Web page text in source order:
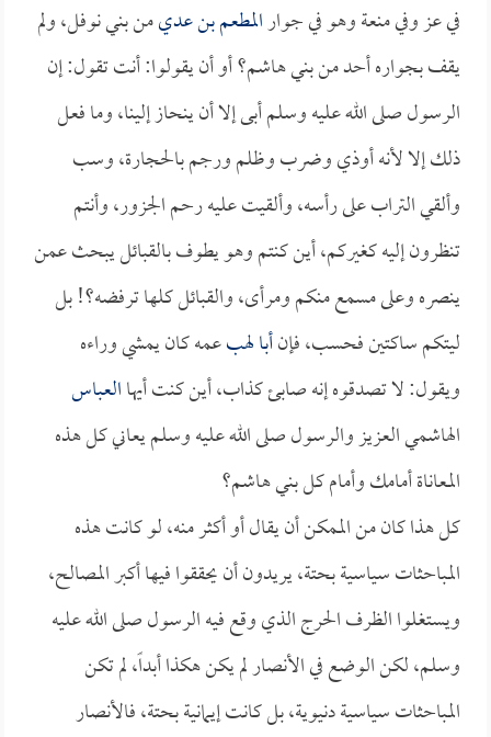
في عز وفي منعة وهو في جوارالمطعم بن عديمن بني نوفل، ولم
يقف بجواره أحد من بني هاشم؟ أو أن يقولوا: أنت تقول: إن
الرسول صلى الله عليه وسلم أبى إلا أن ينحاز إلينا، وما فعل
ذلك إلا لأنه أوذي وضرب وظلم ورجم بالحجارة، وسب
وألقي التراب على رأسه، وألقيت عليه رحم الجزور، وأنتم
تنظرون إليه كغيركم، أين كنتم وهو يطوف بالقبائل يبحث عمن
ينصره وعلى مسمع منكم ومرأى، والقبائل كلها ترفضه؟! بل
ليتكم ساكتين فحسب، فإنأبا لهبعمه كان يمشي وراءه
ويقول: لا تصدقوه إنه صابئ كذاب، أين كنت أيهاالعباس
الهاشمي العزيز والرسول صلى الله عليه وسلم يعاني كل هذه
المعاناة أمامك وأمام كل بني هاشم؟
كل هذا كان من الممكن أن يقال أو أكثر منه، لو كانت هذه
المباحثات سياسية بحتة، يريدون أن يحققوا فيها أكبر المصالح،
ويستغلوا الظرف الحرج الذي وقع فيه الرسول صلى الله عليه
وسلم، لكن الوضع في الأنصار لم يكن هكذا أبداً، لم تكن
المباحثات سياسية دنيوية، بل كانت إيمانية بحتة، فالأنصار